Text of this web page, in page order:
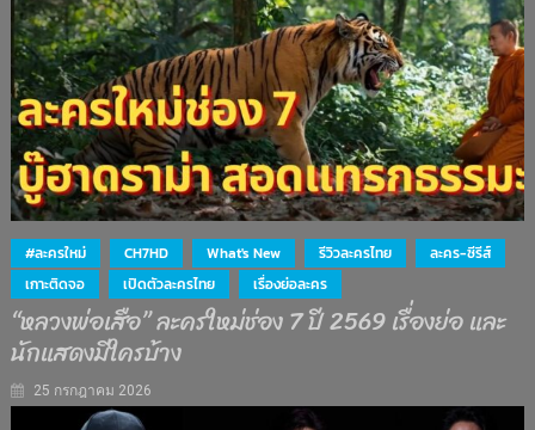
#ละครใหม่ CH7HD What's New รีวิวละครไทย
ละคร-ซีรีส์
เกาะติดจอ
เปิดตัวละครไทย เรื่องย่อละคร
“หลวงพ่อเสือ” ละครใหม่ช่อง 7 ปี 2569 เรื่องย่อ และ
นักแสดงมีใครบ้าง
25 กรกฎาคม 2026